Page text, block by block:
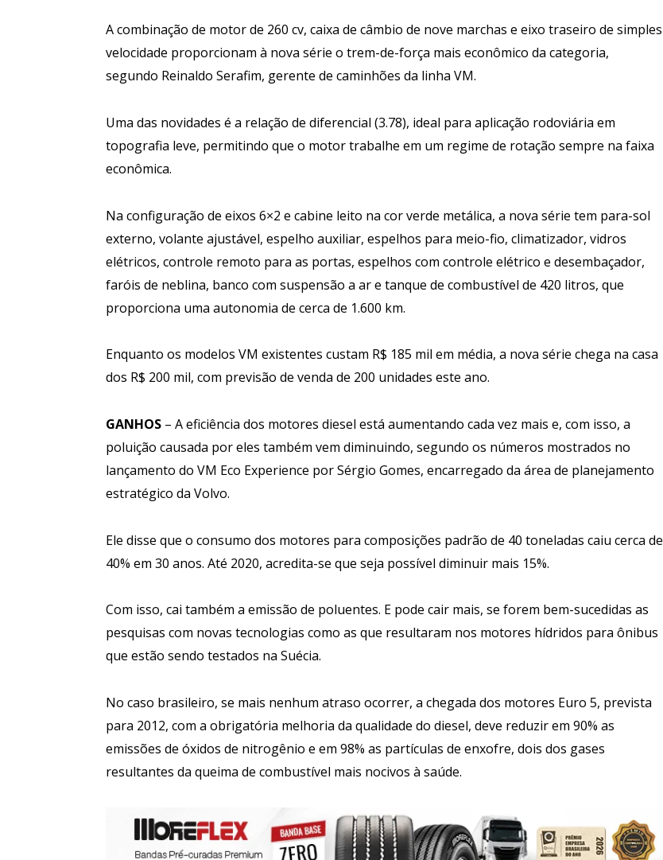
A combinação de motor de 260 cv, caixa de câmbio de nove marchas e eixo traseiro de simples
velocidade proporcionam à nova série o trem-de-força mais econômico da categoria,
segundo Reinaldo Serafim, gerente de caminhões da linha VM.
Uma das novidades é a relação de diferencial (3.78), ideal para aplicação rodoviária em
topografia leve, permitindo que o motor trabalhe em um regime de rotação sempre na faixa
econômica.
Na configuração de eixos 6×2 e cabine leito na cor verde metálica, a nova série tem para-sol
externo, volante ajustável, espelho auxiliar, espelhos para meio-fio, climatizador, vidros
elétricos, controle remoto para as portas, espelhos com controle elétrico e desembaçador,
faróis de neblina, banco com suspensão a ar e tanque de combustível de 420 litros, que
proporciona uma autonomia de cerca de 1.600 km.
Enquanto os modelos VM existentes custam R$ 185 mil em média, a nova série chega na casa
dos R$ 200 mil, com previsão de venda de 200 unidades este ano.
GANHOS – A eficiência dos motores diesel está aumentando cada vez mais e, com isso, a
poluição causada por eles também vem diminuindo, segundo os números mostrados no
lançamento do VM Eco Experience por Sérgio Gomes, encarregado da área de planejamento
estratégico da Volvo.
Ele disse que o consumo dos motores para composições padrão de 40 toneladas caiu cerca de
40% em 30 anos. Até 2020, acredita-se que seja possível diminuir mais 15%.
Com isso, cai também a emissão de poluentes. E pode cair mais, se forem bem-sucedidas as
pesquisas com novas tecnologias como as que resultaram nos motores hídridos para ônibus
que estão sendo testados na Suécia.
No caso brasileiro, se mais nenhum atraso ocorrer, a chegada dos motores Euro 5, prevista
para 2012, com a obrigatória melhoria da qualidade do diesel, deve reduzir em 90% as
emissões de óxidos de nitrogênio e em 98% as partículas de enxofre, dois dos gases
resultantes da queima de combustível mais nocivos à saúde.